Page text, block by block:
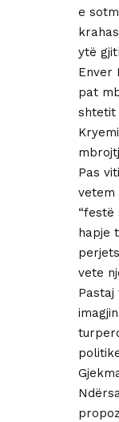
e
ytë
Enver
pat
shtetit
Pas
vetem
“festë
hapje
vete